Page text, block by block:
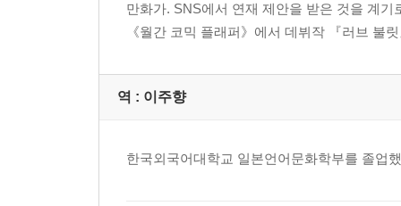
만화가. SNS에서 연재 제안을 받은 것을 계
《월간 코믹 플래퍼》에서 데뷔작 『러브 불
역 : 이주향
한국외국어대학교 일본언어문화학부를 졸업